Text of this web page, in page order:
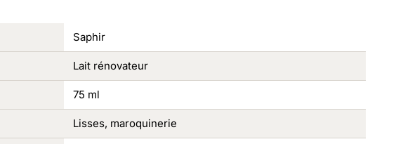
Saphir
Lait rénovateur
75 ml
Lisses, maroquinerie